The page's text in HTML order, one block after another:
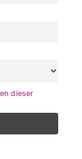
dieser